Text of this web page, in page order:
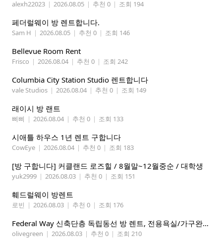
alexh22023 | 2026.08.05 | 추천 0 | 조회 194
페더럴웨이 방 렌트합니다.
Sam H | 2026.08.05 | 추천 0 | 조회 146
Bellevue Room Rent
Frisco | 2026.08.04 | 추천 0 | 조회 242
Columbia City Station Studio 렌트합니다
vale Studios | 2026.08.04 | 추천 0 | 조회 149
래이시 방 랜트
삐삐 | 2026.08.04 | 추천 0 | 조회 133
시애틀 하우스 1년 렌트 구합니다
CowEye | 2026.08.04 | 추천 0 | 조회 183
[방 구합니다] 커클랜드 로즈힐 / 8월말~12월중순 / 대학생
yuk2999 | 2026.08.03 | 추천 0 | 조회 151
훼드럴웨이 방렌트
로빈 | 2026.08.03 | 추천 0 | 조회 176
Federal Way 신축단층 독립동선 방 렌트, 전용욕실/가구완비 (여자분)
olivegreen | 2026.08.03 | 추천 0 | 조회 210